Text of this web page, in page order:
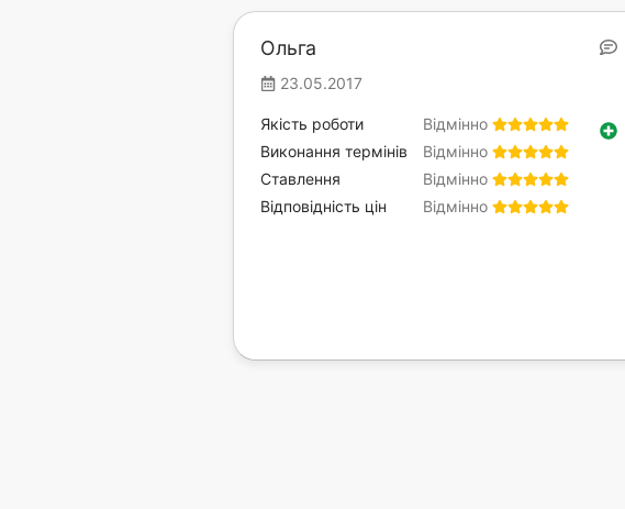
Ольга
23.05.2017
Відмінно
Якість роботи
Відмінно
Виконання термінів
Відмінно
Ставлення
Відмінно
Відповідність цін